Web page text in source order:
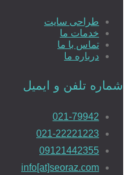
طراحی سایت
خدمات ما
تماس با ما
درباره ما
شماره تلفن و ایمیل
021-79942
021-22221223
09121442355
info[at]seoraz.com